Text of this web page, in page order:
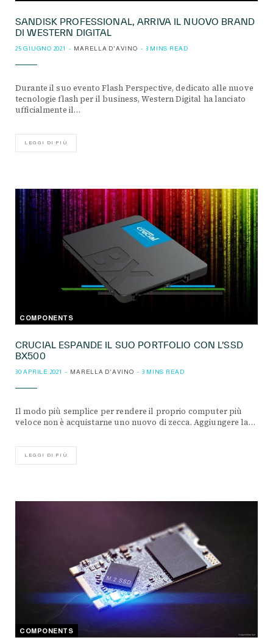
SANDISK PROFESSIONAL, ARRIVA IL NUOVO BRAND
DI WESTERN DIGITAL
25 GIUGNO 2021 MARELLA D'AVINO 3 MINS READ
Durante il suo evento Flash Perspective, dedicato alle nuove
tecnologie flash per il business, Western Digital ha lanciato
ufficialmente il…
LEGGI DI PIÙ
COMPONENTS
CRUCIAL ESPANDE IL SUO PORTFOLIO CON L’SSD
BX500
30 APRILE 2021 MARELLA D'AVINO 3 MINS READ
Il modo più semplice per rendere il proprio computer più
veloce non è acquistarne uno nuovo di zecca. Aggiungere la…
LEGGI DI PIÙ
COMPONENTS